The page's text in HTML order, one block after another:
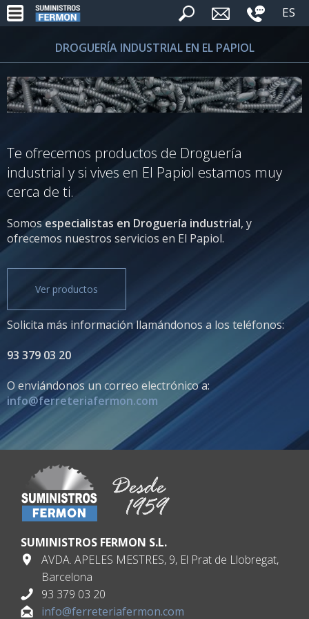
ES
DROGUERÍA INDUSTRIAL EN EL PAPIOL
Te ofrecemos productos de Droguería
industrial y si vives en El Papiol estamos muy
cerca de ti.
Somosespecialistas en Droguería industrial, y
ofrecemos nuestros servicios en El Papiol.
Ver productos
Solicita más información llamándonos a los teléfonos:
93 379 03 20
O enviándonos un correo electrónico a:
info@ferreteriafermon.com
SUMINISTROS FERMON S.L.
AVDA. APELES MESTRES, 9, El Prat de Llobregat,
Barcelona
93 379 03 20
info@ferreteriafermon.com